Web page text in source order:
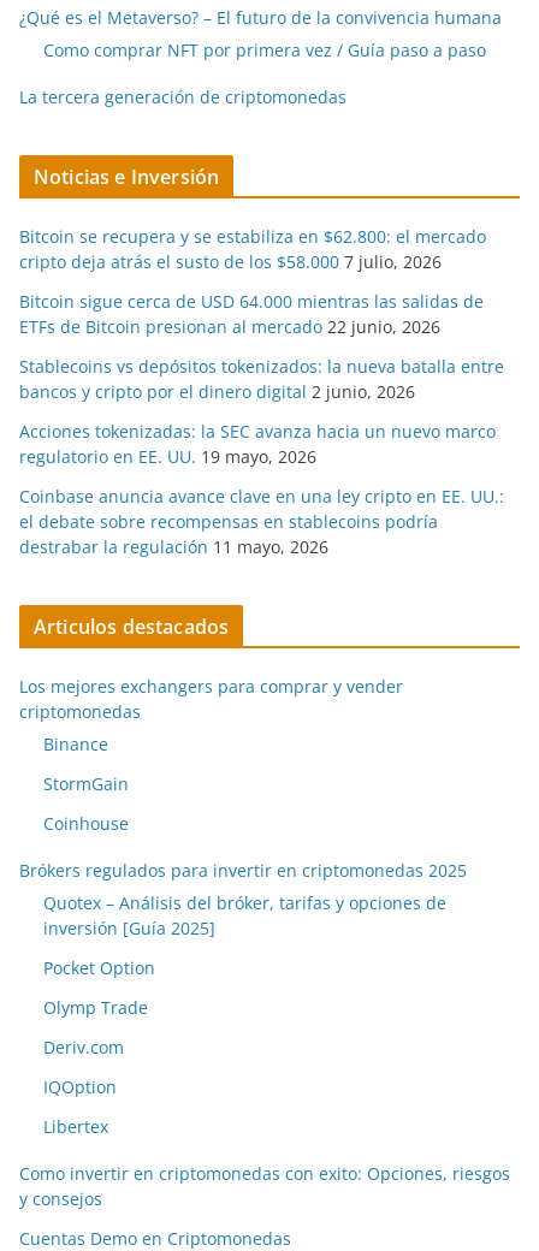
¿Qué es el Metaverso? – El futuro de la convivencia humana
Como comprar NFT por primera vez / Guía paso a paso
La tercera generación de criptomonedas
Noticias e Inversión
Bitcoin se recupera y se estabiliza en $62.800: el mercado
cripto deja atrás el susto de los $58.000 7 julio, 2026
Bitcoin sigue cerca de USD 64.000 mientras las salidas de
ETFs de Bitcoin presionan al mercado 22 junio, 2026
Stablecoins vs depósitos tokenizados: la nueva batalla entre
bancos y cripto por el dinero digital 2 junio, 2026
Acciones tokenizadas: la SEC avanza hacia un nuevo marco
regulatorio en EE. UU. 19 mayo, 2026
Coinbase anuncia avance clave en una ley cripto en EE. UU.:
el debate sobre recompensas en stablecoins podría
destrabar la regulación 11 mayo, 2026
Articulos destacados
Los mejores exchangers para comprar y vender
criptomonedas
Binance
StormGain
Coinhouse
Brókers regulados para invertir en criptomonedas 2025
Quotex – Análisis del bróker, tarifas y opciones de
inversión [Guía 2025]
Pocket Option
Olymp Trade
Deriv.com
IQOption
Libertex
Como invertir en criptomonedas con exito: Opciones, riesgos
y consejos
Cuentas Demo en Criptomonedas